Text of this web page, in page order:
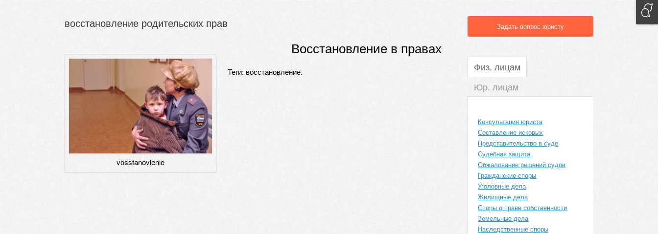
восстановление родительских прав
vosstanovlenie
Восстановление в правах
Теги: восстановление.
Задать вопрос юристу
Физ. лицам
Юр. лицам
Консультация юриста
Составление исковых
Представительство в суде
Судебная защита
Обжалование решений судов
Гражданские споры
Уголовные дела
Жилищные дела
Споры о праве собственности
Земельные дела
Наследственные споры